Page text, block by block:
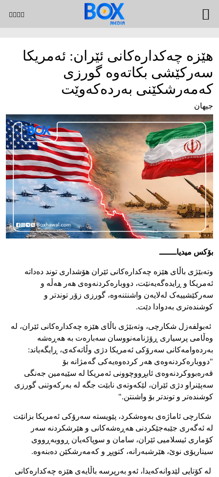
هێزە چەکدارەکانی ئێران: ئەمریکا
سەرکێشی بکاتەوە گورزی
کەمەرشکێنی بەردەکەوێت
جیهان
بۆکس میدیاـــــــ
وتەبێژی باڵای هێزە چەکدارەکانی ئێران هۆشداری توند دەداتە
ئەمریکا و ڕایدەگەیەنێت، دووبارەکردنەوەی هەر هەڵە و
سەرکێشییەک لەلایەن واشنتنەوە، گورزی زۆر توندتر و
کوشندەتری بەدوادا دێت.
ئەبولفەزل شکارچی، وتەبێژی باڵای هێزە چەکدارەکانی ئێران، لە
وەڵامی پرسیاری ڕۆژنامەنووسان سەبارەت بە هەڕەشە
بەردەوامەکانی سەرۆکی ئەمریکا دژی وڵاتەکەی، ڕایگەیاند:
"دووبارەکردنەوەی هەر کردەوەیەکی گەمژانە بۆ
قەرەبووکردنەوەی ئابڕووچوونی ئەمریکا لە سێیەمین جەنگی
سەپێنراو دژی ئێران، لێکەوتەی نابێت جگە لە بەرکەوتنی گورزی
کوشندەتر و توندتر بۆ واشنتن."
شکارچی ئاماژەی بەوەشکرد، پێویستە سەرۆکی ئەمریکا بزانێت
لە ئەگەری جێبەجێکردنی هەڕەشەکانی و هێرشکردنە سەر
کۆماری ئیسلامیی ئێران، سامان و سوپاکەیان ڕووبەڕووی
سیناریۆی نوێ، هێرشبەرانە، کتوپڕ و کەمەرشکێن دەبنەوە.
لە کۆتایی لێدوانەکەیدا، ئەو بەرپرسە باڵایەی هێزە چەکدارەکانی